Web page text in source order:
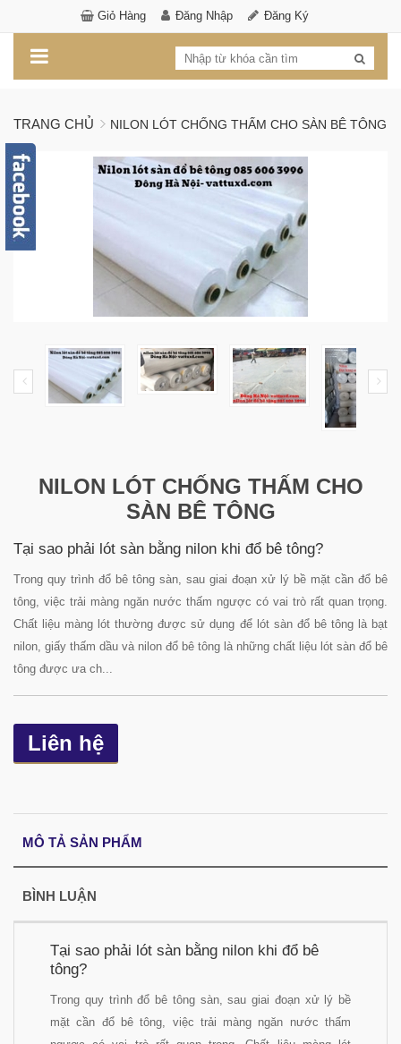
Giỏ Hàng Đăng Nhập Đăng Ký
TRANG CHỦ NILON LÓT CHỐNG THẤM CHO SÀN BÊ TÔNG
NILON LÓT CHỐNG THẤM CHO
SÀN BÊ TÔNG
Tại sao phải lót sàn bằng nilon khi đổ bê tông?
Trong quy trình đổ bê tông sàn, sau giai đoạn xử lý bề mặt cần đổ bê
tông, việc trải màng ngăn nước thấm ngược có vai trò rất quan trọng.
Chất liệu màng lót thường được sử dụng để lót sàn đổ bê tông là bạt
nilon, giấy thấm dầu và nilon đổ bê tông là những chất liệu lót sàn đổ bê
tông được ưa ch...
Liên hệ
MÔ TẢ SẢN PHẨM
BÌNH LUẬN
Tại sao phải lót sàn bằng nilon khi đổ bê
tông?
Trong quy trình đổ bê tông sàn, sau giai đoạn xử lý bề
mặt cần đổ bê tông, việc trải màng ngăn nước thấm